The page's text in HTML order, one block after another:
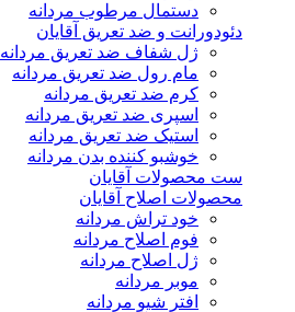
دستمال مرطوب مردانه
دئودورانت و ضد تعریق آقایان
ژل شفاف ضد تعریق مردانه
مام رول ضد تعریق مردانه
کرم ضد تعریق مردانه
اسپری ضد تعریق مردانه
استیک ضد تعریق مردانه
خوشبو کننده بدن مردانه
ست محصولات آقایان
محصولات اصلاح آقایان
خود تراش مردانه
فوم اصلاح مردانه
ژل اصلاح مردانه
موبر مردانه
افتر شیو مردانه